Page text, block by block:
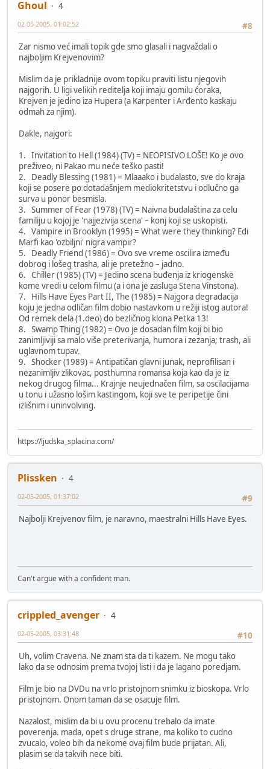
Ghoul
4
#8
02-05-2005, 01:02:52
Zar nismo već imali topik gde smo glasali i nagvaždali o
najboljim Krejvenovim?
Mislim da je prikladnije ovom topiku praviti listu njegovih
najgorih. U ligi velikih reditelja koji imaju gomilu ćoraka,
Krejven je jedino iza Hupera (a Karpenter i Arđento kaskaju
odmah za njim).
Dakle, najgori:
1. Invitation to Hell (1984) (TV) = NEOPISIVO LOŠE! Ko je ovo
preživeo, ni Pakao mu neće teško pasti!
2. Deadly Blessing (1981) = Mlaaako i budalasto, sve do kraja
koji se posere po dotadašnjem mediokritetstvu i odlučno ga
surva u ponor besmisla.
3. Summer of Fear (1978) (TV) = Naivna budalaština za celu
familiju u kojoj je 'najjezivija scena' – konj koji se uskopisti.
4. Vampire in Brooklyn (1995) = What were they thinking? Edi
Marfi kao 'ozbiljni' nigra vampir?
5. Deadly Friend (1986) = Ovo sve vreme oscilira između
dobrog i lošeg trasha, ali je pretežno – jadno.
6. Chiller (1985) (TV) = Jedino scena buđenja iz kriogenske
kome vredi u celom filmu (a i ona je zasluga Stena Vinstona).
7. Hills Have Eyes Part II, The (1985) = Najgora degradacija
koju je jedna odličan film dobio nastavkom u režiji istog autora!
Od remek dela (1.deo) do bezličnog klona Petka 13!
8. Swamp Thing (1982) = Ovo je dosadan film koji bi bio
zanimljiviji sa malo više preterivanja, humora i zezanja; trash, ali
uglavnom tupav.
9. Shocker (1989) = Antipatičan glavni junak, neprofilisan i
nezanimljiv zlikovac, posthumna romansa koja kao da je iz
nekog drugog filma... Krajnje neujednačen film, sa oscilacijama
u tonu i užasno lošim kastingom, koji sve te peripetije čini
izlišnim i uninvolving.
https://ljudska_splacina.com/
Plissken
4
#9
02-05-2005, 01:37:02
Najbolji Krejvenov film, je naravno, maestralni Hills Have Eyes.
Can't argue with a confident man.
crippled_avenger
4
#10
02-05-2005, 03:31:48
Uh, volim Cravena. Ne znam sta da ti kazem. Ne mogu tako
lako da se odnosim prema tvojoj listi i da je lagano poredjam.
Film je bio na DVDu na vrlo pristojnom snimku iz bioskopa. Vrlo
pristojnom. Onom taman da se osacuje film.
Nazalost, mislim da bi u ovu procenu trebalo da imate
poverenja. mada, opet s druge strane, ma koliko to cudno
zvucalo, voleo bih da nekome ovaj film bude prijatan. Ali,
plasim se da takvih nece biti.